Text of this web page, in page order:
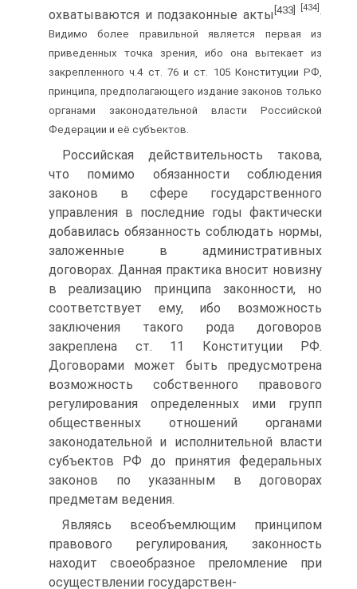
охватываются и подзаконные акты [433] [434]
Видимо более правильной является первая из
приведенных точка зрения, ибо она вытекает из
закрепленного ч.4 ст. 76 и ст. 105 Конституции РФ,
принципа, предполагающего издание законов только
органами законодательной власти Российской
Федерации и её субъектов.
Российская действительность такова,
что помимо обязанности соблюдения
законов в сфере государственного
управления в последние годы фактически
добавилась обязанность соблюдать нормы,
заложенные в административных
договорах. Данная практика вносит новизну
в реализацию принципа законности, но
соответствует ему, ибо возможность
заключения такого рода договоров
закреплена ст. 11 Конституции РФ.
Договорами может быть предусмотрена
возможность собственного правового
регулирования определенных ими групп
общественных отношений органами
законодательной и исполнительной власти
субъектов РФ до принятия федеральных
законов по указанным в договорах
предметам ведения.
Являясь всеобъемлющим принципом
правового регулирования, законность
находит своеобразное преломление при
осуществлении государствен-